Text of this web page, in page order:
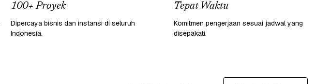
100+ Proyek
Dipercaya bisnis dan instansi di seluruh
Indonesia.
Tepat Waktu
Komitmen pengerjaan sesuai jadwal yang
disepakati.